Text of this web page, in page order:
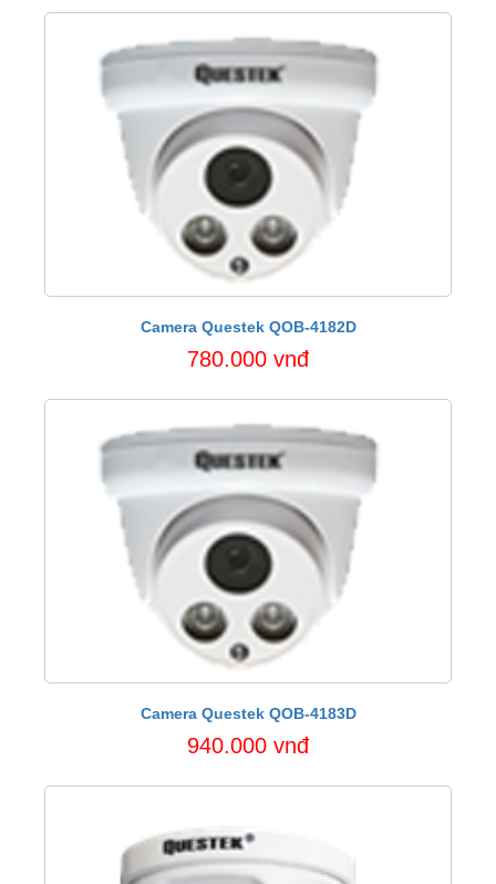
Camera Questek QOB-4182D
780.000 vnđ
Camera Questek QOB-4183D
940.000 vnđ